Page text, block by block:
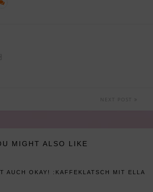
NEXT POST
MIGHT ALSO LIKE
AUCH OKAY! :KAFFEKLATSCH MIT ELLA